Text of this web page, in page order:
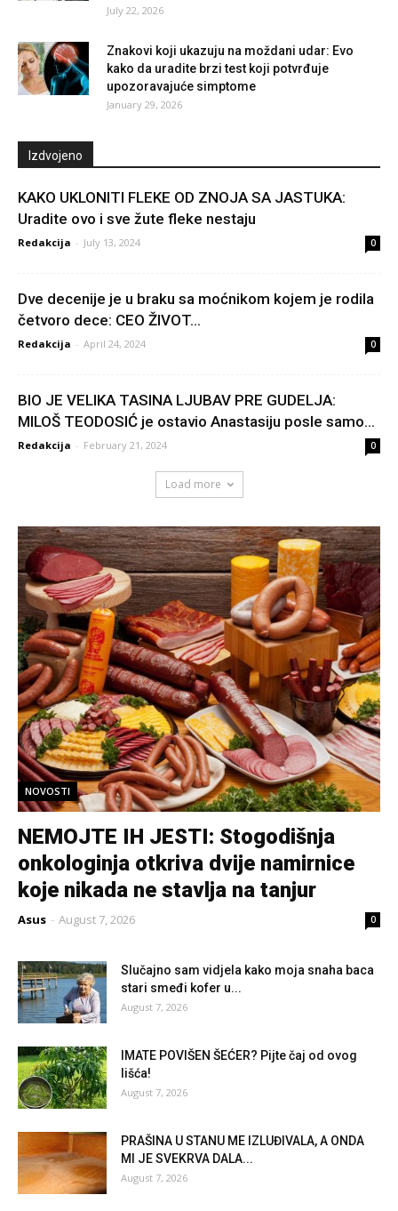
July 22, 2026
Znakovi koji ukazuju na moždani udar: Evo
kako da uradite brzi test koji potvrđuje
upozoravajuće simptome
January 29, 2026
Izdvojeno
KAKO UKLONITI FLEKE OD ZNOJA SA JASTUKA:
Uradite ovo i sve žute fleke nestaju
Redakcija - July 13, 2024 0
Dve decenije je u braku sa moćnikom kojem je rodila
četvoro dece: CEO ŽIVOT...
Redakcija - April 24, 2024 0
BIO JE VELIKA TASINA LJUBAV PRE GUDELJA:
MILOŠ TEODOSIĆ je ostavio Anastasiju posle samo...
Redakcija - February 21, 2024 0
Load more
NOVOSTI
NEMOJTE IH JESTI: Stogodišnja
onkologinja otkriva dvije namirnice
koje nikada ne stavlja na tanjur
Asus - August 7, 2026 0
Slučajno sam vidjela kako moja snaha baca
stari smeđi kofer u...
August 7, 2026
IMATE POVIŠEN ŠEĆER? Pijte čaj od ovog
lišća!
August 7, 2026
PRAŠINA U STANU ME IZLUĐIVALA, A ONDA
MI JE SVEKRVA DALA...
August 7, 2026